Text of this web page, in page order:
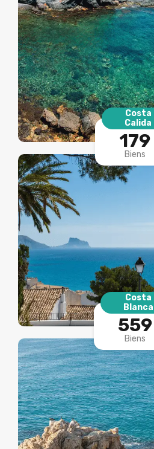
Costa
Calida
179
Biens
Costa
Blanca
559
Biens